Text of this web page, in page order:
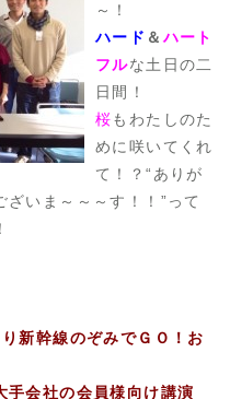
～！
ハード ＆ハート
フルな土日の二
日間！
桜もわたしのた
めに咲いてくれ
て！？“ありが
いま～～～す！！”って
新幹線のぞみでＧＯ！お
手会社の会員様向け講演